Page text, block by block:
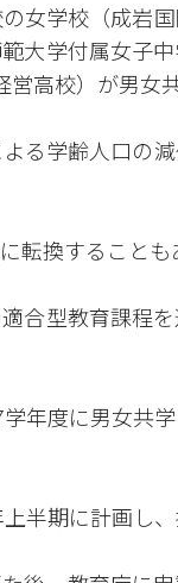
女学校（成岩
大学付属女子
高校）が男女
る学齢人口の
転換することも
合型教育課程
年度に男女共
半期に計画し、